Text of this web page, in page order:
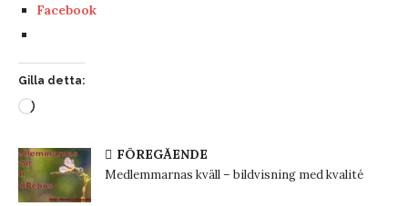
Facebook
Gilla detta:
FÖREGÅENDE
Medlemmarnas kväll – bildvisning med kvalité